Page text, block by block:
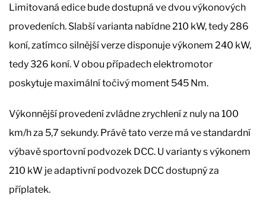
Limitovaná edice bude dostupná ve dvou výkonových
provedeních. Slabší varianta nabídne 210 kW, tedy 286
koní, zatímco silnější verze disponuje výkonem 240 kW,
tedy 326 koní. V obou případech elektromotor
poskytuje maximální točivý moment 545 Nm.
Výkonnější provedení zvládne zrychlení z nuly na 100
km/h za 5,7 sekundy. Právě tato verze má ve standardní
výbavě sportovní podvozek DCC. U varianty s výkonem
210 kW je adaptivní podvozek DCC dostupný za
příplatek.